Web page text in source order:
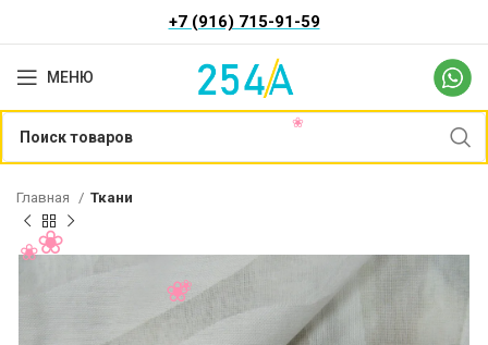
+7 (916) 715-91-59
МЕНЮ
Главная Ткани